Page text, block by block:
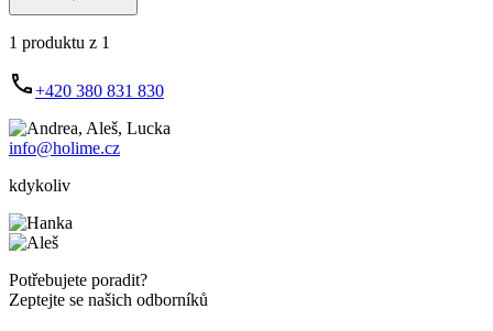
1 produktu z 1
+420 380 831 830
info@holime.cz
kdykoliv
Potřebujete poradit?
Zeptejte se našich odborníků